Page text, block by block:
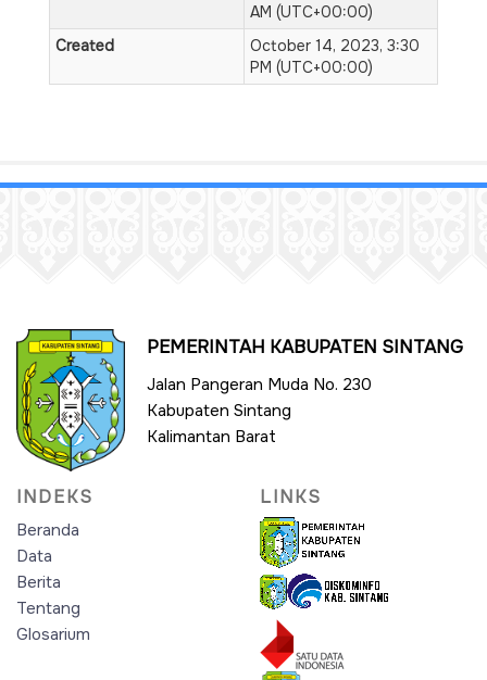
AM (UTC+00:00)
Created
October 14, 2023, 3:30
PM (UTC+00:00)
PEMERINTAH KABUPATEN SINTANG
Jalan Pangeran Muda No. 230
Kabupaten Sintang
Kalimantan Barat
INDEKS
Beranda
Data
Berita
Tentang
Glosarium
LINKS